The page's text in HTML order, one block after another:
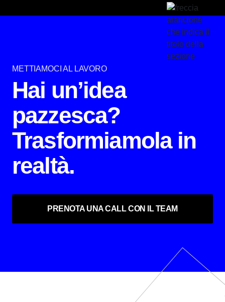
METTIAMOCI AL LAVORO
Hai un’idea
pazzesca?
Trasformiamola in
realtà.
PRENOTA UNA CALL CON IL TEAM